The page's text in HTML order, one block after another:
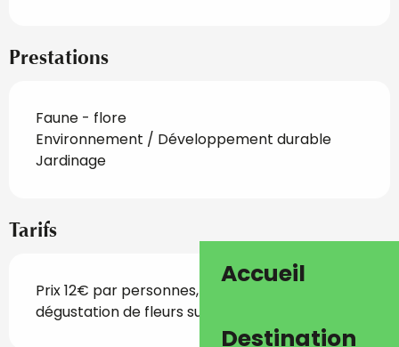
Accueil
Destination
Prestations
Faune - flore
Environnement / Développement durable
Jardinage
Tarifs
Prix 12€ par personnes, la visite dure 1h30 avec
dégustation de fleurs sur place.